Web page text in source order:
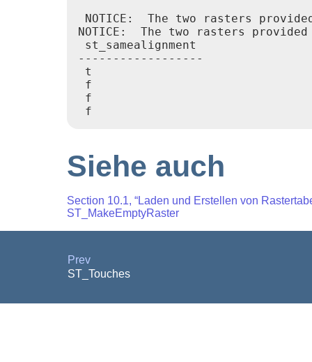
NOTICE:  The two rasters
NOTICE:  The two rasters
st_samealignment
------------------
t
f
f
Siehe auch
Section 10.1, “Laden und Erstellen von
ST_MakeEmptyRaster
Prev
ST_Touches